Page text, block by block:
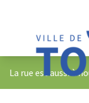
La rue est aussi à